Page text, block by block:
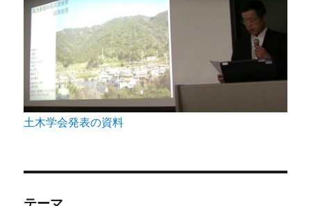
土木学会発表の資料